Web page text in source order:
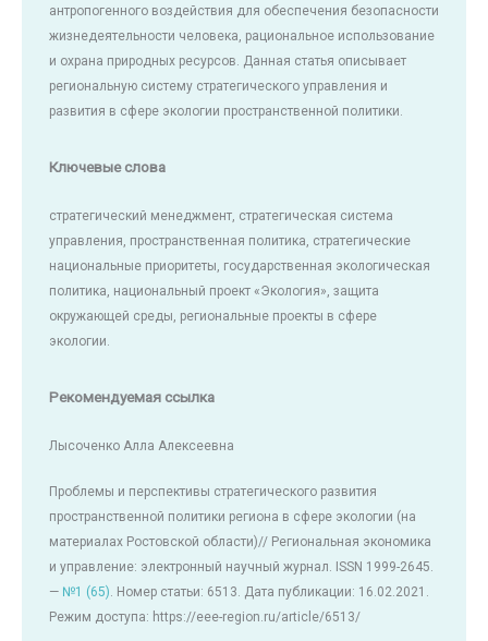
антропогенного воздействия для обеспечения безопасности
жизнедеятельности человека, рациональное использование
и охрана природных ресурсов. Данная статья описывает
региональную систему стратегического управления и
развития в сфере экологии пространственной политики.
Ключевые слова
стратегический менеджмент, стратегическая система
управления, пространственная политика, стратегические
национальные приоритеты, государственная экологическая
политика, национальный проект «Экология», защита
окружающей среды, региональные проекты в сфере
экологии.
Рекомендуемая ссылка
Лысоченко Алла Алексеевна
Проблемы и перспективы стратегического развития
пространственной политики региона в сфере экологии (на
материалах Ростовской области)// Региональная экономика
и управление: электронный научный журнал. ISSN 1999-2645.
— №1 (65). Номер статьи: 6513. Дата публикации: 16.02.2021.
Режим доступа: https://eee-region.ru/article/6513/